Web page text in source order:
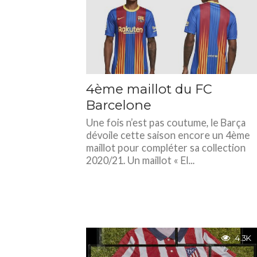
4ème maillot du FC
Barcelone
Une fois n’est pas coutume, le Barça
dévoile cette saison encore un 4ème
maillot pour compléter sa collection
2020/21. Un maillot « El...
4.3K